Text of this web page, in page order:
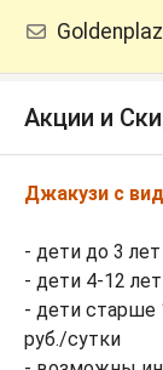
Акции и
Джакузи с
- дети до 3
- дети 4-12
- дети старше
руб./сутки